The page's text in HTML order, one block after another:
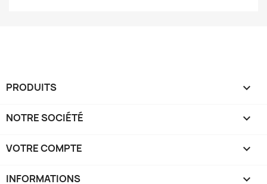
PRODUITS 
NOTRE SOCIÉTÉ 
VOTRE COMPTE 
INFORMATIONS keyboard_arrow_down